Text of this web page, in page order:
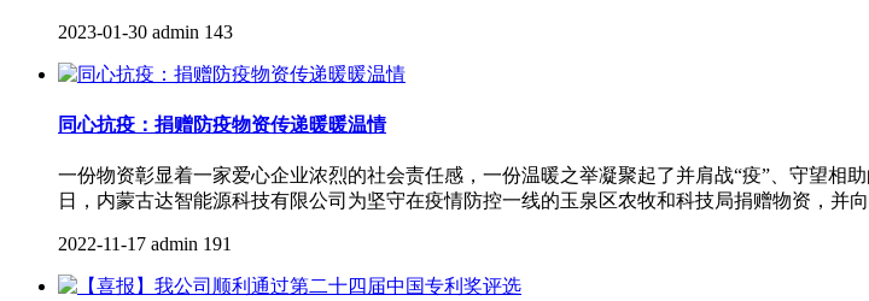
2023-01-30 admin 143
同心抗疫：捐赠防疫物资传递暖暖温情
一份物资彰显着一家爱心企业浓烈的社会责任感，一份温暖之举凝聚起了并肩战“疫”、守望相
日，内蒙古达智能源科技有限公司为坚守在疫情防控一线的玉泉区农牧和科技局捐赠物资，并
2022-11-17 admin 191